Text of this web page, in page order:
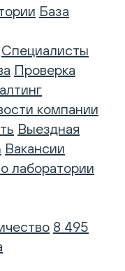
База
Специалисты
Проверка
компании
Выездная
Вакансии
лаборатории
8 495